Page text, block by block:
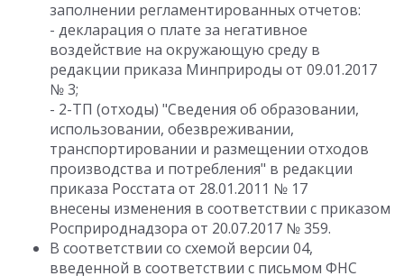
заполнении регламентированных отчетов:
- декларация о плате за негативное
воздействие на окружающую среду в
редакции приказа Минприроды от 09.01.2017
№ 3;
- 2-ТП (отходы) "Сведения об образовании,
использовании, обезвреживании,
транспортировании и размещении отходов
производства и потребления" в редакции
приказа Росстата от 28.01.2011 № 17
внесены изменения в соответствии с приказом
Росприроднадзора от 20.07.2017 № 359.
В соответствии со схемой версии 04,
введенной в соответствии с письмом ФНС